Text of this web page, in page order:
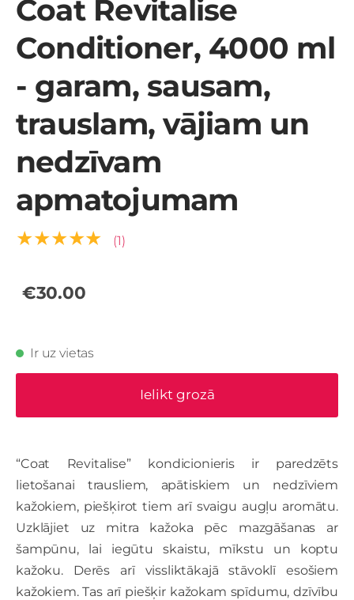
Coat Revitalise
Conditioner, 4000 ml
- garam, sausam,
trauslam, vājiam un
nedzīvam
apmatojumam
★★★★★ (1)
€30.00
Ir uz vietas
Ielikt grozā
“Coat Revitalise” kondicionieris ir paredzēts
lietošanai trausliem, apātiskiem un nedzīviem
kažokiem, piešķirot tiem arī svaigu augļu aromātu.
Uzklājiet uz mitra kažoka pēc mazgāšanas ar
šampūnu, lai iegūtu skaistu, mīkstu un koptu
kažoku. Derēs arī vissliktākajā stāvoklī esošiem
kažokiem. Tas arī piešķir kažokam spīdumu, dzīvību